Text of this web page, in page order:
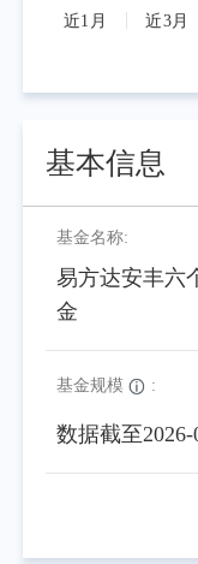
近1月 近3月
基本信息
基金名称:
易方达安丰六
金
基金规模 :
数据截至2026-